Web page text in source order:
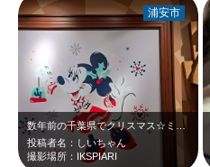
数年前の千葉県でクリスマス☆ミニーかわいい(^_-)-☆
投稿者名：しいちゃん
撮影場所：IKSPIARI
浦安市